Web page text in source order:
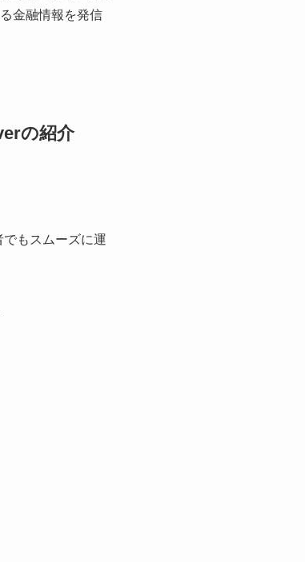
金融情報を発信
の紹介
もスムーズに運